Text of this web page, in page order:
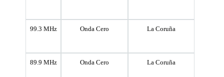
99.3 MHz Onda Cero La Coruña
89.9 MHz Onda Cero La Coruña